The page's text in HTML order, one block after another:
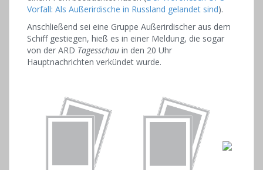
Vorfall: Als Außerirdische in Russland gelandet sind).
Anschließend sei eine Gruppe Außerirdischer aus dem
Schiff gestiegen, hieß es in einer Meldung, die sogar
von der ARD Tagesschau in den 20 Uhr
Hauptnachrichten verkündet wurde.